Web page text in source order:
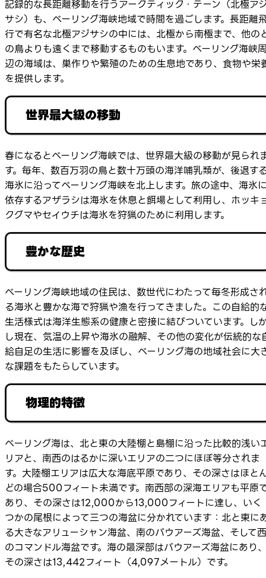
記録的な長距離移動を行うアークティック・テーン（北極ア
サシ）も、ベーリング海峡地域で時間を過ごします。長距離
行で有名な北極アジサシの中には、北極から南極まで、他の
の鳥よりも遠くまで移動するものもいます。ベーリング海峡
辺の海域は、巣作りや繁殖のための生息地であり、食物や栄
を提供します。
世界最大級の移動
春になるとベーリング海峡では、世界最大級の移動が見られ
す。毎年、数百万羽の鳥と数十万頭の海洋哺乳類が、後退す
海氷に沿ってベーリング海峡を北上します。旅の途中、海氷
依存するアザラシは海氷を休息と餌場として利用し、ホッキ
クグマやセイウチは海氷を狩猟のために利用します。
豊かな歴史
ベーリング海峡地域の住民は、数世代にわたって毎冬形成さ
る海氷と豊かな海で狩猟や漁を行ってきました。この自給的
生活様式は海洋生態系の健康と密接に結びついています。し
し現在、気温の上昇や海氷の融解、その他の変化が伝統的な
給自足の生活に影響を及ぼし、ベーリング海の地域社会に大
な課題をもたらしています。
物理的特徴
ベーリング海は、北と東の大陸棚と島棚に沿った比較的浅い
リアと、南西のはるかに深いエリアの二つにほぼ等分されま
す。大陸棚エリアは広大な海底平原であり、その深さはほと
どの場合500フィート未満です。南西部の深海エリアも平原
あり、その深さは12,000から13,000フィートに達し、いく
つかの尾根によって三つの海盆に分かれています：北と東に
る大きなアリューシャン海盆、南のバウアーズ海盆、そして西
のコマンドル海盆です。海の最深部はバウアーズ海盆にあり
その深さは13,442フィート（4,097メートル）です。